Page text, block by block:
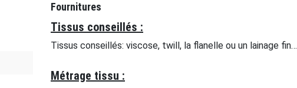
Fournitures
Tissus conseillés :
Tissus conseillés: viscose, twill, la flanelle ou un lainage fin…
Métrage tissu :